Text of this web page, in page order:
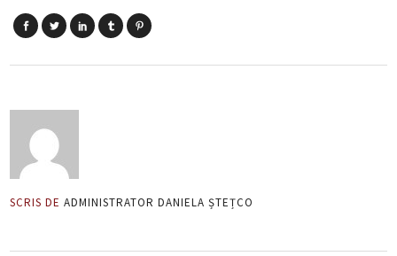
SCRIS DE ADMINISTRATOR DANIELA ȘTEȚCO